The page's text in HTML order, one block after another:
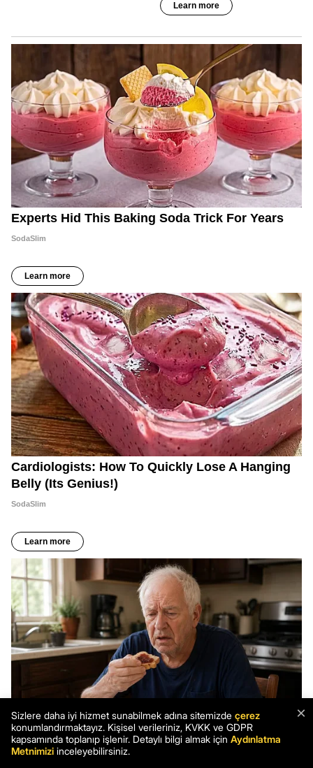
×
Sizlere daha iyi hizmet sunabilmek adına sitemizde çerez
konumlandırmaktayız. Kişisel verileriniz, KVKK ve GDPR
kapsamında toplanıp işlenir. Detaylı bilgi almak için Aydınlatma
Metnimizi inceleyebilirsiniz.